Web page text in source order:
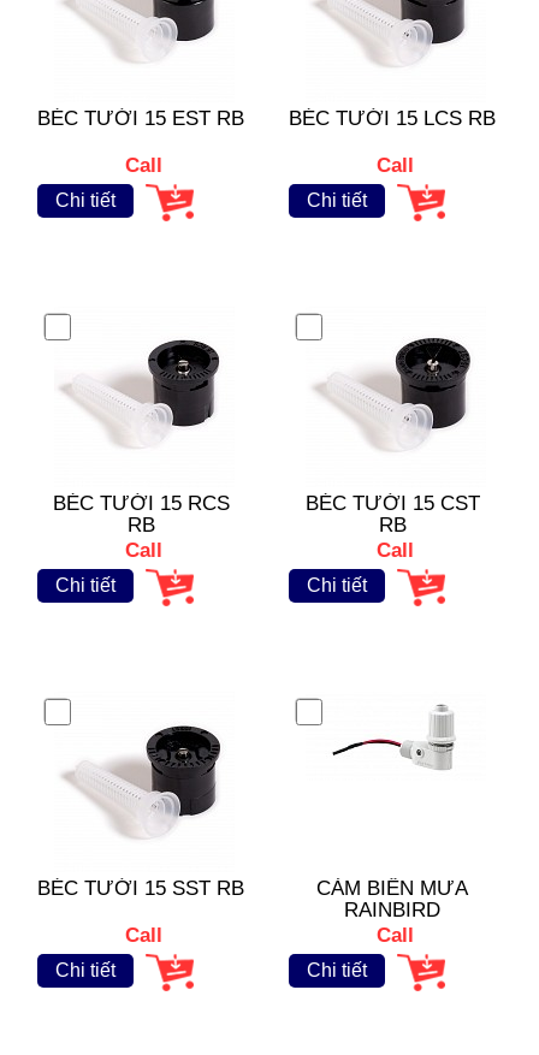
BÉC TƯỚI 15 EST RB
Call
Chi tiết
BÉC TƯỚI 15 LCS RB
Call
Chi tiết
BÉC TƯỚI 15 RCS
RB
Call
Chi tiết
BÉC TƯỚI 15 CST
RB
Call
Chi tiết
BÉC TƯỚI 15 SST RB
Call
Chi tiết
CẢM BIẾN MƯA
RAINBIRD
Call
Chi tiết